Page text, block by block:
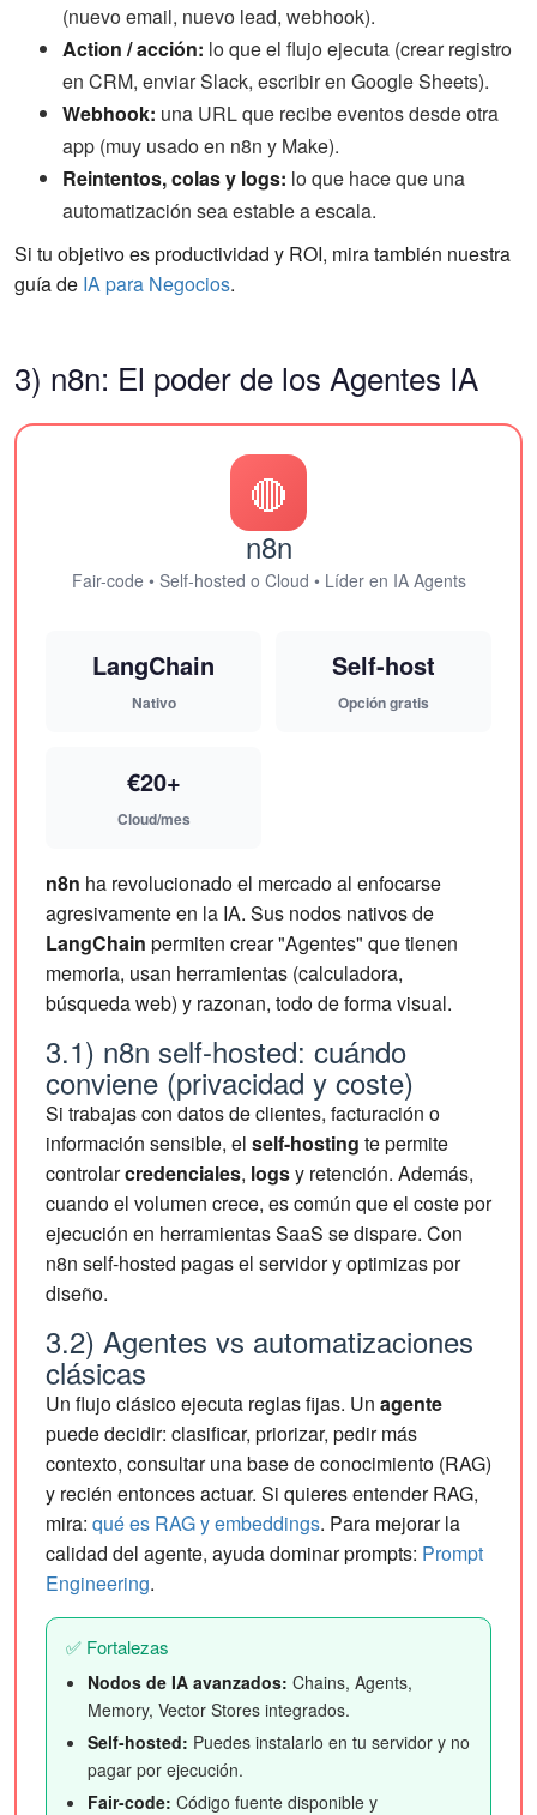
(nuevo email, nuevo lead, webhook).
Action / acción: lo que el flujo ejecuta (crear registro
en CRM, enviar Slack, escribir en Google Sheets).
Webhook: una URL que recibe eventos desde otra
app (muy usado en n8n y Make).
Reintentos, colas y logs: lo que hace que una
automatización sea estable a escala.
Si tu objetivo es productividad y ROI, mira también nuestra
guía de IA para Negocios.
3) n8n: El poder de los Agentes IA
🔴
n8n
Fair-code • Self-hosted o Cloud • Líder en IA Agents
LangChain
Nativo
Self-host
Opción gratis
€20+
Cloud/mes
n8n ha revolucionado el mercado al enfocarse
agresivamente en la IA. Sus nodos nativos de
LangChain permiten crear "Agentes" que tienen
memoria, usan herramientas (calculadora,
búsqueda web) y razonan, todo de forma visual.
3.1) n8n self-hosted: cuándo
conviene (privacidad y coste)
Si trabajas con datos de clientes, facturación o
información sensible, el self-hosting te permite
controlarcredenciales, logsy retención. Además,
cuando el volumen crece, es común que el coste por
ejecución en herramientas SaaS se dispare. Con
n8n self-hosted pagas el servidor y optimizas por
diseño.
3.2) Agentes vs automatizaciones
clásicas
Un flujo clásico ejecuta reglas fijas. Un agente
puede decidir: clasificar, priorizar, pedir más
contexto, consultar una base de conocimiento (RAG)
y recién entonces actuar. Si quieres entender RAG,
mira: qué es RAG y embeddings. Para mejorar la
calidad del agente, ayuda dominar prompts: Prompt
Engineering.
✅ Fortalezas
Nodos de IA avanzados: Chains, Agents,
Memory, Vector Stores integrados.
Self-hosted: Puedes instalarlo en tu servidor y no
pagar por ejecución.
Fair-code: Código fuente disponible y